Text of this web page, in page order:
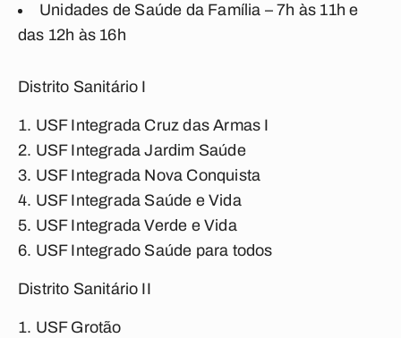
Unidades de Saúde da Família – 7h às 11h e
das 12h às 16h
Distrito Sanitário I
USF Integrada Cruz das Armas I
USF Integrada Jardim Saúde
USF Integrada Nova Conquista
USF Integrada Saúde e Vida
USF Integrada Verde e Vida
USF Integrado Saúde para todos
Distrito Sanitário II
USF Grotão